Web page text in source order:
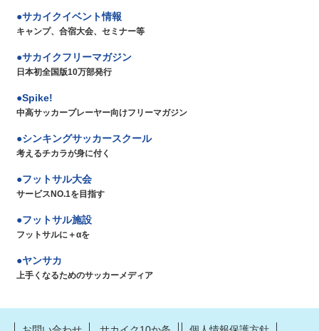
サカイクイベント情報
キャンプ、合宿大会、セミナー等
サカイクフリーマガジン
日本初全国版10万部発行
Spike!
中高サッカープレーヤー向けフリーマガジン
シンキングサッカースクール
考えるチカラが身に付く
フットサル大会
サービスNO.1を目指す
フットサル施設
フットサルに＋αを
ヤンサカ
上手くなるためのサッカーメディア